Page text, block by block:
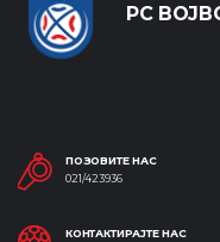
РС
ПОЗОВИТЕ НАС
021/423936
КОНТАКТИРАЈТЕ НАС